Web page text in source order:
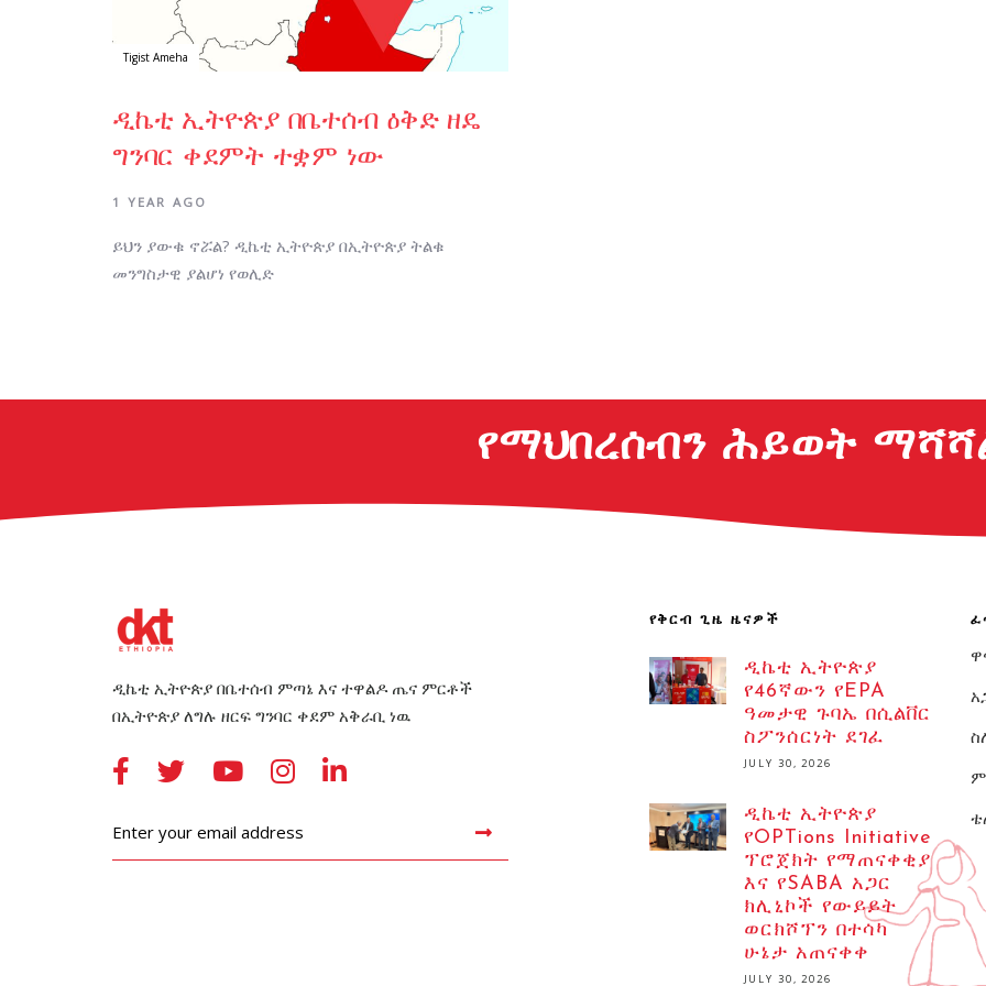
Tigist Ameha
ዲኬቲ ኢትዮጵያ በቤተሰብ ዕቅድ ዘዴ
ግንባር ቀደምት ተቋም ነው
1 YEAR AGO
ይህን ያውቁ ኖሯል? ዲኬቲ ኢትዮጵያ በኢትዮጵያ ትልቁ
መንግስታዊ ያልሆነ የወሊድ
የማህበረሰብን ሕይወት
ዲኬቲ ኢትዮጵያ በቤተሰብ ምጣኔ እና ተዋልዶ ጤና ምርቶች
በኢትዮጵያ ለግሉ ዘርፍ ግንባር ቀደም አቅራቢ ነዉ
የቅርብ ጊዜ ዜናዎች
ዲኬቲ ኢትዮጵያ
የ46ኛውን የEPA
ዓመታዊ ጉባኤ በሲልቨር
ስፖንሰርነት ደገፈ
JULY 30, 2026
ዲኬቲ ኢትዮጵያ
የOPTions Initiative
ፕሮጀክት የማጠናቀቂያ
እና የSABA አጋር
ክሊኒኮች የውይይት
ወርክሾፕን በተሳካ
ሁኔታ አጠናቀቀ
JULY 30, 2026